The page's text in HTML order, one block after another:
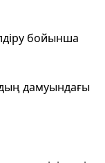
бойынша
дамуындағы